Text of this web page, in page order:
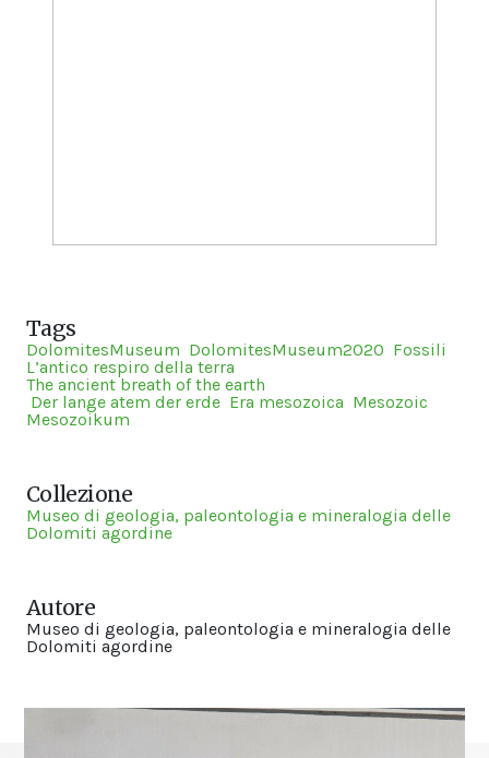
Tags
DolomitesMuseum DolomitesMuseum2020 Fossili
L’antico respiro della terra
The ancient breath of the earth
Der lange atem der erde Era mesozoica Mesozoic
Mesozoikum
Collezione
Museo di geologia, paleontologia e mineralogia delle
Dolomiti agordine
Autore
Museo di geologia, paleontologia e mineralogia delle
Dolomiti agordine